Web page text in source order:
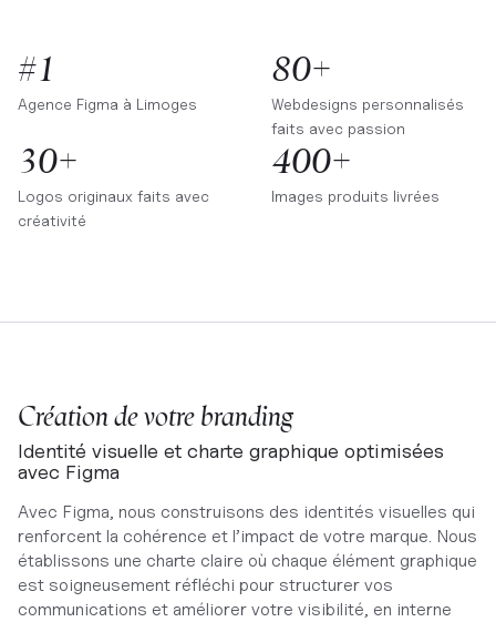
#1
Agence Figma à Limoges
80+
Webdesigns personnalisés
faits avec passion
30+
Logos originaux faits avec
créativité
400+
Images produits livrées
Création de votre branding
Identité visuelle et charte graphique optimisées
avec Figma
Avec Figma, nous construisons des identités visuelles qui
renforcent la cohérence et l’impact de votre marque. Nous
établissons une charte claire où chaque élément graphique
est soigneusement réfléchi pour structurer vos
communications et améliorer votre visibilité, en interne